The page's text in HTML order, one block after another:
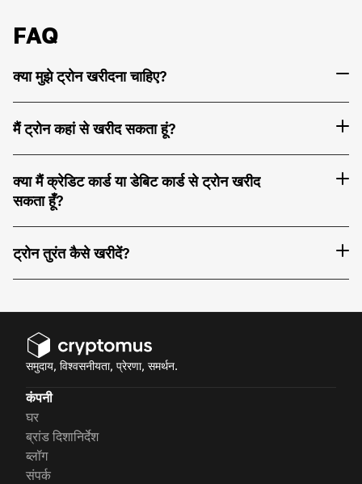
FAQ
क्या मुझे ट्रोन खरीदना चाहिए?
मैं ट्रोन कहां से खरीद सकता हूं?
क्या मैं क्रेडिट कार्ड या डेबिट कार्ड से ट्रोन खरीद
सकता हूँ?
ट्रोन तुरंत कैसे खरीदें?
समुदाय, विश्वसनीयता, प्रेरणा, समर्थन.
कंपनी
घर
ब्रांड दिशानिर्देश
ब्लॉग
संपर्क